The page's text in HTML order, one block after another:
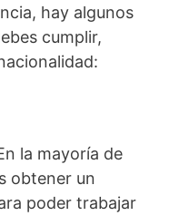
hay algunos
cumplir,
la mayoría de
obtener un
poder trabajar